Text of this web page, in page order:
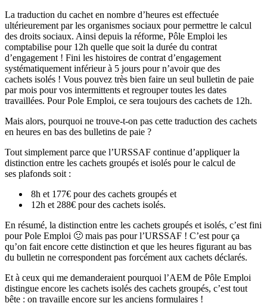
La traduction du cachet en nombre d’heures est effectuée
ultérieurement par les organismes sociaux pour permettre le calcul
des droits sociaux. Ainsi depuis la réforme, Pôle Emploi les
comptabilise pour 12h quelle que soit la durée du contrat
d’engagement ! Fini les histoires de contrat d’engagement
systématiquement inférieur à 5 jours pour n’avoir que des
cachets isolés ! Vous pouvez très bien faire un seul bulletin de paie
par mois pour vos intermittents et regrouper toutes les dates
travaillées. Pour Pole Emploi, ce sera toujours des cachets de 12h.
Mais alors, pourquoi ne trouve-t-on pas cette traduction des cachets
en heures en bas des bulletins de paie ?
Tout simplement parce que l’URSSAF continue d’appliquer la
distinction entre les cachets groupés et isolés pour le calcul de
ses plafonds soit :
8h et 177€ pour des cachets groupés et
12h et 288€ pour des cachets isolés.
En résumé, la distinction entre les cachets groupés et isolés, c’est fini
pour Pole Emploi 🙂 mais pas pour l’URSSAF ! C’est pour ça
qu’on fait encore cette distinction et que les heures figurant au bas
du bulletin ne correspondent pas forcément aux cachets déclarés.
Et à ceux qui me demanderaient pourquoi l’AEM de Pôle Emploi
distingue encore les cachets isolés des cachets groupés, c’est tout
bête : on travaille encore sur les anciens formulaires !